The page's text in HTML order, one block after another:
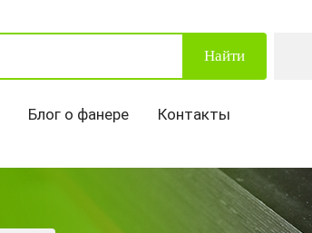
Найти
Блог о фанере Контакты